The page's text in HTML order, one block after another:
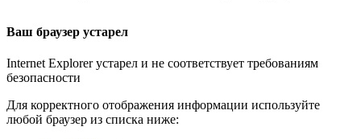
Ваш браузер устарел
Internet Explorer устарел и не соответствует требованиям
безопасности
Для корректного отображения информации используйте
любой браузер из списка ниже: